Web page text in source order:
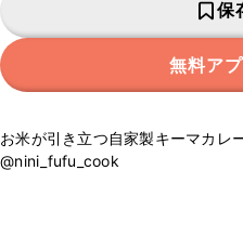
保
無料ア
お米が引き立つ自家製キーマカレ
@nini_fufu_cook